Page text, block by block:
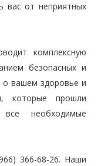
вас от неприятных
комплексную
безопасных и
вашем здоровье и
которые прошли
необходимые
366-68-26. Наши